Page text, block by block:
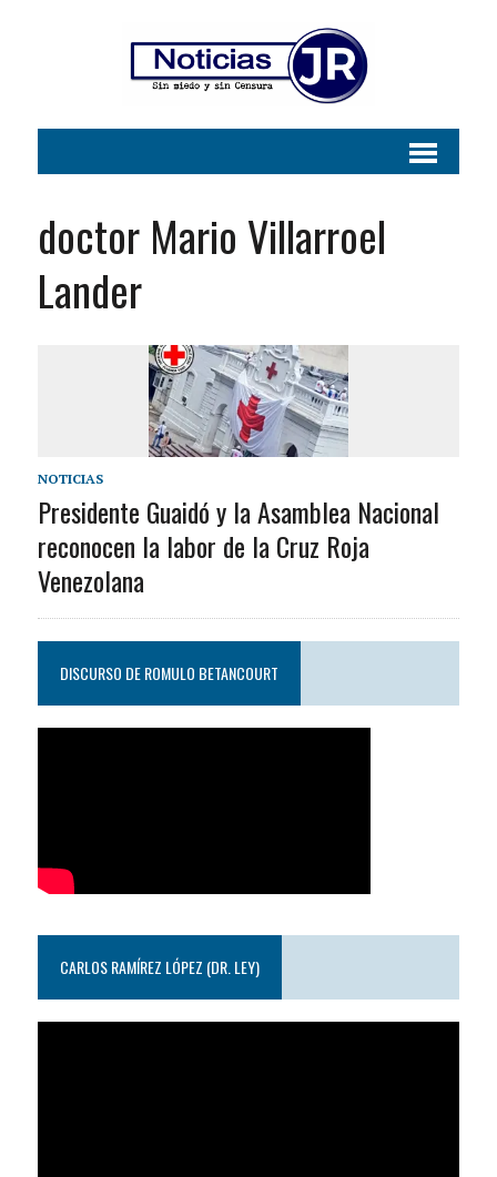
doctor Mario Villarroel
Lander
NOTICIAS
Presidente Guaidó y la Asamblea Nacional
reconocen la labor de la Cruz Roja
Venezolana
DISCURSO DE ROMULO BETANCOURT
CARLOS RAMÍREZ LÓPEZ (DR. LEY)